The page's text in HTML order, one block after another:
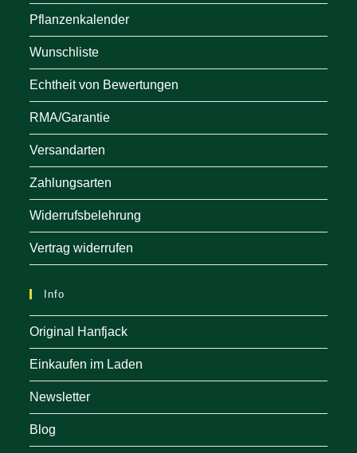
Pflanzenkalender
Wunschliste
Echtheit von Bewertungen
RMA/Garantie
Versandarten
Zahlungsarten
Widerrufsbelehrung
Vertrag widerrufen
Info
Original Hanfjack
Einkaufen im Laden
Newsletter
Blog